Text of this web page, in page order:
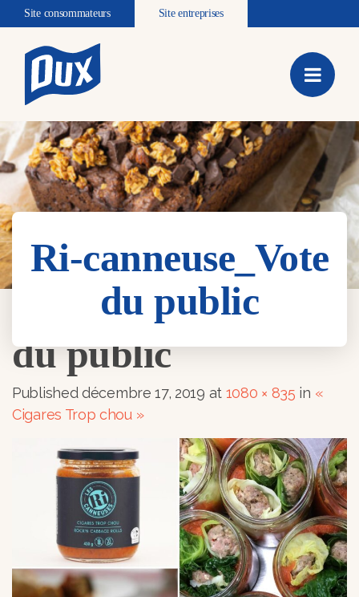
Site consommateurs Site entreprises
Ri-canneuse_Vote
du public
Ri-canneuse_Vote
du public
Publisheddécembre 17, 2019 at 1080 × 835 in «
Cigares Trop chou »